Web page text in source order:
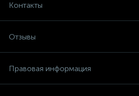
Контакты
Отзывы
Правовая информация